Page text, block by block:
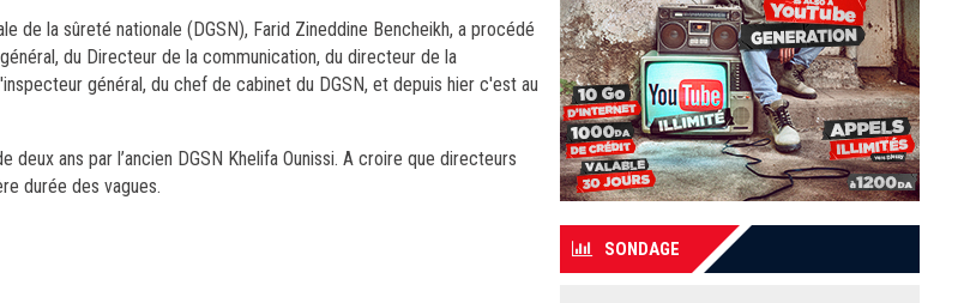
de la sûreté nationale (DGSN), Farid Zineddine Bencheikh, a procédé
du Directeur de la communication, du directeur de la
général, du chef de cabinet du DGSN, et depuis hier c'est au
ans par l’ancien DGSN Khelifa Ounissi. A croire que directeurs
durée des vagues.
SONDAGE